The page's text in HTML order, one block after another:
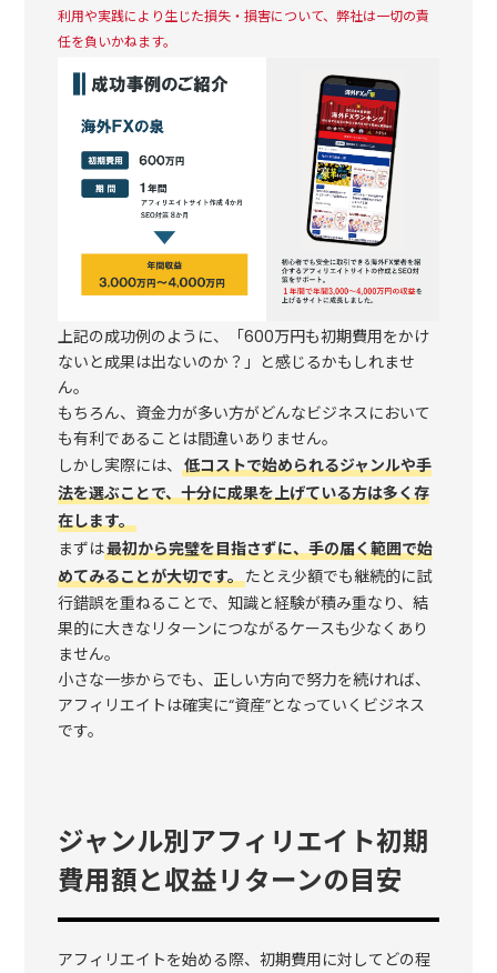
利用や実践により生じた損失・損害について、弊社は一切の責
任を負いかねます。
上記の成功例のように、「600万円も初期費用をかけ
ないと成果は出ないのか？」と感じるかもしれませ
ん。
もちろん、資金力が多い方がどんなビジネスにおいて
も有利であることは間違いありません。
しかし実際には、低コストで始められるジャンルや手
法を選ぶことで、十分に成果を上げている方は多く存
在します。
まずは最初から完璧を目指さずに、手の届く範囲で始
めてみることが大切です。たとえ少額でも継続的に試
行錯誤を重ねることで、知識と経験が積み重なり、結
果的に大きなリターンにつながるケースも少なくあり
ません。
小さな一歩からでも、正しい方向で努力を続ければ、
アフィリエイトは確実に“資産”となっていくビジネス
です。
ジャンル別アフィリエイト初期
費用額と収益リターンの目安
アフィリエイトを始める際、初期費用に対してどの程